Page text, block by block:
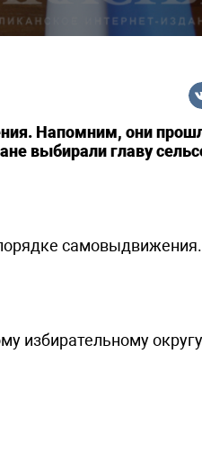
Напомним, они
выбирали главу
избирательному